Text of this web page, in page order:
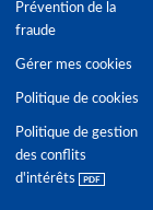
Prévention de la
fraude
Gérer mes cookies
Politique de cookies
Politique de gestion
des conflits
d'intérêts